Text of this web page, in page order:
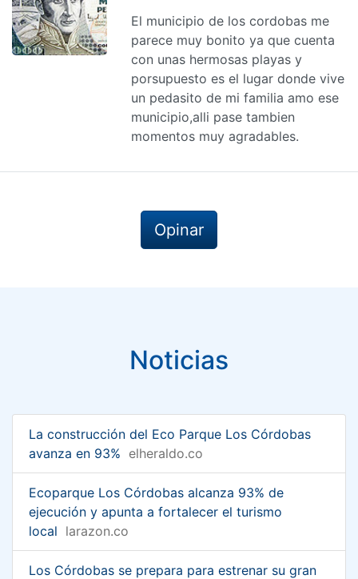
El municipio de los cordobas me
parece muy bonito ya que cuenta
con unas hermosas playas y
porsupuesto es el lugar donde vive
un pedasito de mi familia amo ese
municipio,alli pase tambien
momentos muy agradables.
Opinar
Noticias
La construcción del Eco Parque Los Córdobas
avanza en 93% elheraldo.co
Ecoparque Los Córdobas alcanza 93% de
ejecución y apunta a fortalecer el turismo
local larazon.co
Los Córdobas se prepara para estrenar su gran